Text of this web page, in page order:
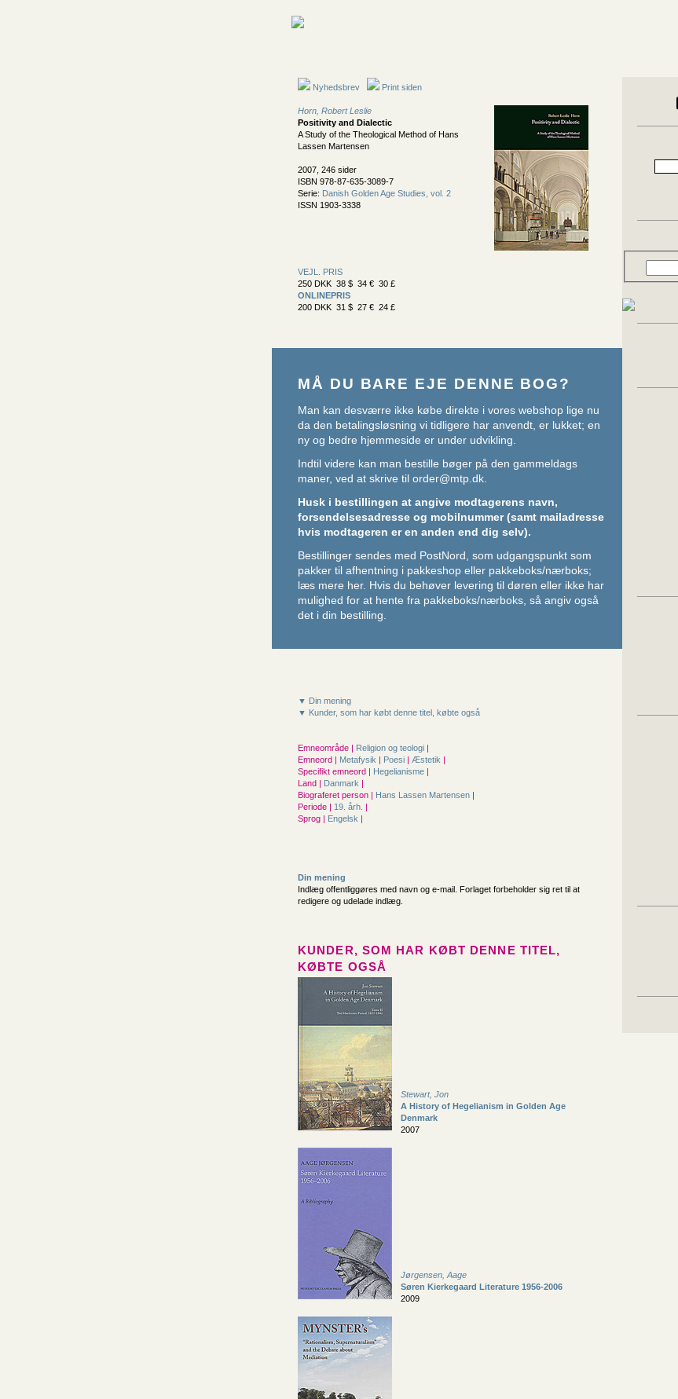
Nyhedsbrev Print siden
Horn, Robert Leslie
Positivity and Dialectic
A Study of the Theological Method of Hans
Lassen Martensen
2007, 246 sider
ISBN 978-87-635-3089-7
Serie: Danish Golden Age Studies, vol. 2
ISSN 1903-3338
VEJL. PRIS
250 DKK 38 $ 34 € 30 £
ONLINEPRIS
200 DKK 31 $ 27 € 24 £
MÅ DU BARE EJE DENNE BOG?
Man kan desværre ikke købe direkte i vores webshop lige nu
da den betalingsløsning vi tidligere har anvendt, er lukket; en
ny og bedre hjemmeside er under udvikling.
Indtil videre kan man bestille bøger på den gammeldags
maner, ved at skrive til order@mtp.dk.
Husk i bestillingen at angive modtagerens navn,
forsendelsesadresse og mobilnummer (samt mailadresse
hvis modtageren er en anden end dig selv).
Bestillinger sendes med PostNord, som udgangspunkt som
pakker til afhentning i pakkeshop eller pakkeboks/nærboks;
læs mere her. Hvis du behøver levering til døren eller ikke har
mulighed for at hente fra pakkeboks/nærboks, så angiv også
det i din bestilling.
▼ Din mening
▼ Kunder, som har købt denne titel, købte også
Emneområde | Religion og teologi |
Emneord | Metafysik | Poesi | Æstetik |
Specifikt emneord | Hegelianisme |
Land | Danmark |
Biograferet person | Hans Lassen Martensen |
Periode | 19. årh. |
Sprog | Engelsk |
Din mening
Indlæg offentliggøres med navn og e-mail. Forlaget forbeholder sig ret til at
redigere og udelade indlæg.
KUNDER, SOM HAR KØBT DENNE TITEL,
KØBTE OGSÅ
Stewart, Jon
A History of Hegelianism in Golden Age
Denmark
2007
Jørgensen, Aage
Søren Kierkegaard Literature 1956-2006
2009